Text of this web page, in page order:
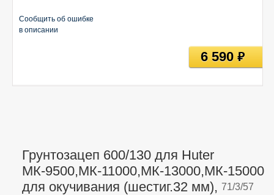
Грунтозацеп 600/130 для Huter
МК-9500,МК-11000,МК-13000,МК-15000
для окучивания (шестиг.32 мм), 71/3/57
Сообщить об ошибке
в описании
6 590руб